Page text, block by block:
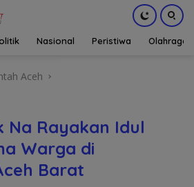
Nasional Peristiwa Olahraga
Aceh
Na Rayakan Idul
Warga di
Barat